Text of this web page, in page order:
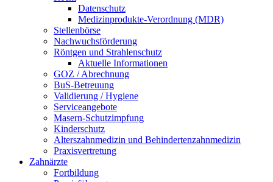
Datenschutz
Medizinprodukte-Verordnung (MDR)
Stellenbörse
Nachwuchsförderung
Röntgen und Strahlenschutz
Aktuelle Informationen
GOZ / Abrechnung
BuS-Betreuung
Validierung / Hygiene
Serviceangebote
Masern-Schutzimpfung
Kinderschutz
Alterszahnmedizin und Behindertenzahnmedizin
Praxisvertretung
Zahnärzte
Fortbildung